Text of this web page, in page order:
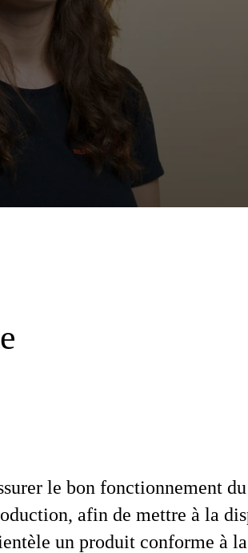
le bon fonctionnement
afin de mettre à la
un produit conforme à